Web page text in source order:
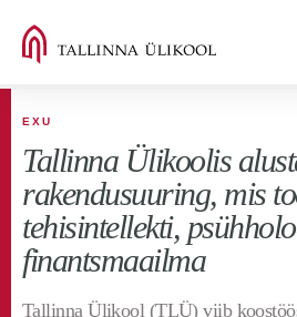
EXU
Tallinna Ülikoolis
rakendusuuring, mis
tehisintellekti,
finantsmaailma
Tallinna Ülikool (TLÜ) viib